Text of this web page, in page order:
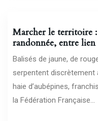
Marcher le territoire
randonnée, entre
Balisés de jaune, de
serpentent discrètement
haie d’aubépines,
la Fédération Française...